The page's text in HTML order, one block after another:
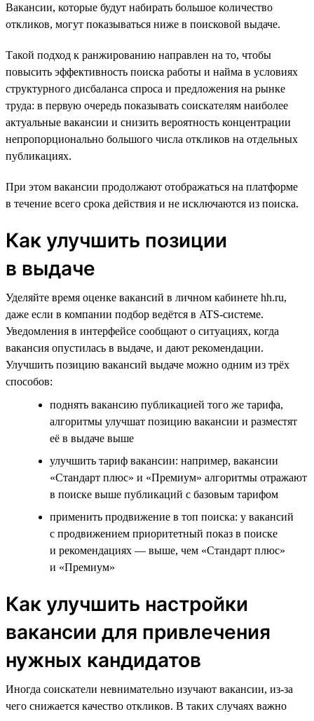
Вакансии, которые будут набирать большое количество
откликов, могут показываться ниже в поисковой выдаче.
Такой подход к ранжированию направлен на то, чтобы
повысить эффективность поиска работы и найма в условиях
структурного дисбаланса спроса и предложения на рынке
труда: в первую очередь показывать соискателям наиболее
актуальные вакансии и снизить вероятность концентрации
непропорционально большого числа откликов на отдельных
публикациях.
При этом вакансии продолжают отображаться на платформе
в течение всего срока действия и не исключаются из поиска.
Как улучшить позиции
в выдаче
Уделяйте время оценке вакансий в личном кабинете hh.ru,
даже если в компании подбор ведётся в ATS-системе.
Уведомления в интерфейсе сообщают о ситуациях, когда
вакансия опустилась в выдаче, и дают рекомендации.
Улучшить позицию вакансий выдаче можно одним из трёх
способов:
поднять вакансию публикацией того же тарифа,
алгоритмы улучшат позицию вакансии и разместят
её в выдаче выше
улучшить тариф вакансии: например, вакансии
«Стандарт плюс» и «Премиум» алгоритмы отражают
в поиске выше публикаций с базовым тарифом
применить продвижение в топ поиска: у вакансий
с продвижением приоритетный показ в поиске
и рекомендациях — выше, чем «Стандарт плюс»
и «Премиум»
Как улучшить настройки
вакансии для привлечения
нужных кандидатов
Иногда соискатели невнимательно изучают вакансии, из-за
чего снижается качество откликов. В таких случаях важно